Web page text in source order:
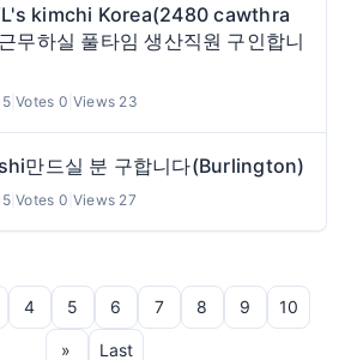
kimchi Korea(2480 cawthra
무하실 풀타임 생산직원 구인합니
|Votes 0 |Views 23
만드실 분 구합니다(Burlington)
|Votes 0 |Views 27
4 5 6 7 8 9 10
» Last